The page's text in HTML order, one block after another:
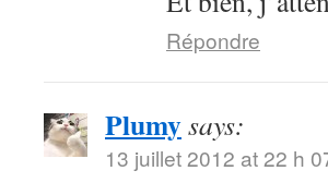
Répondre
Plumysays:
13 juillet 2012 at 22 h